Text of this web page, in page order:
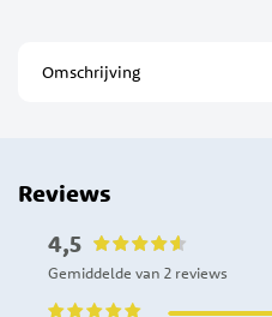
Omschrijving
Reviews
4,5
Gemiddelde van 2 reviews